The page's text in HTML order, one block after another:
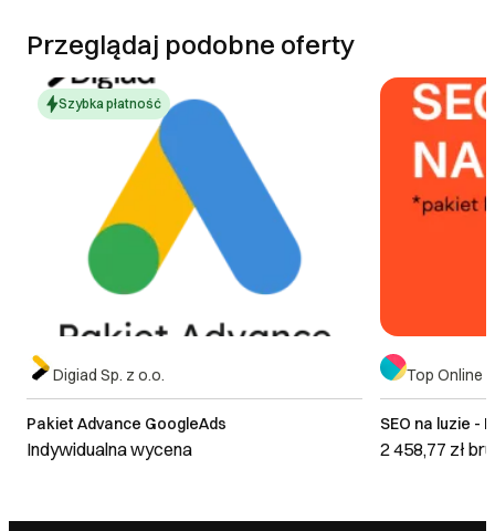
Przeglądaj podobne oferty
Szybka płatność
Digiad Sp. z o.o.
Pakiet Advance GoogleAds
Indywidualna wycena
Top Online
SEO na luzie -
2 458,77 zł